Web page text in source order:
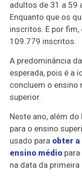
adultos de 31 a 59
Enquanto que os
inscritos. E por
109.779 inscritos.
A predominância
esperada, pois é a
concluem o ensino
superior.
Neste ano, além
para o ensino
usado para obter
ensino médio
na data da